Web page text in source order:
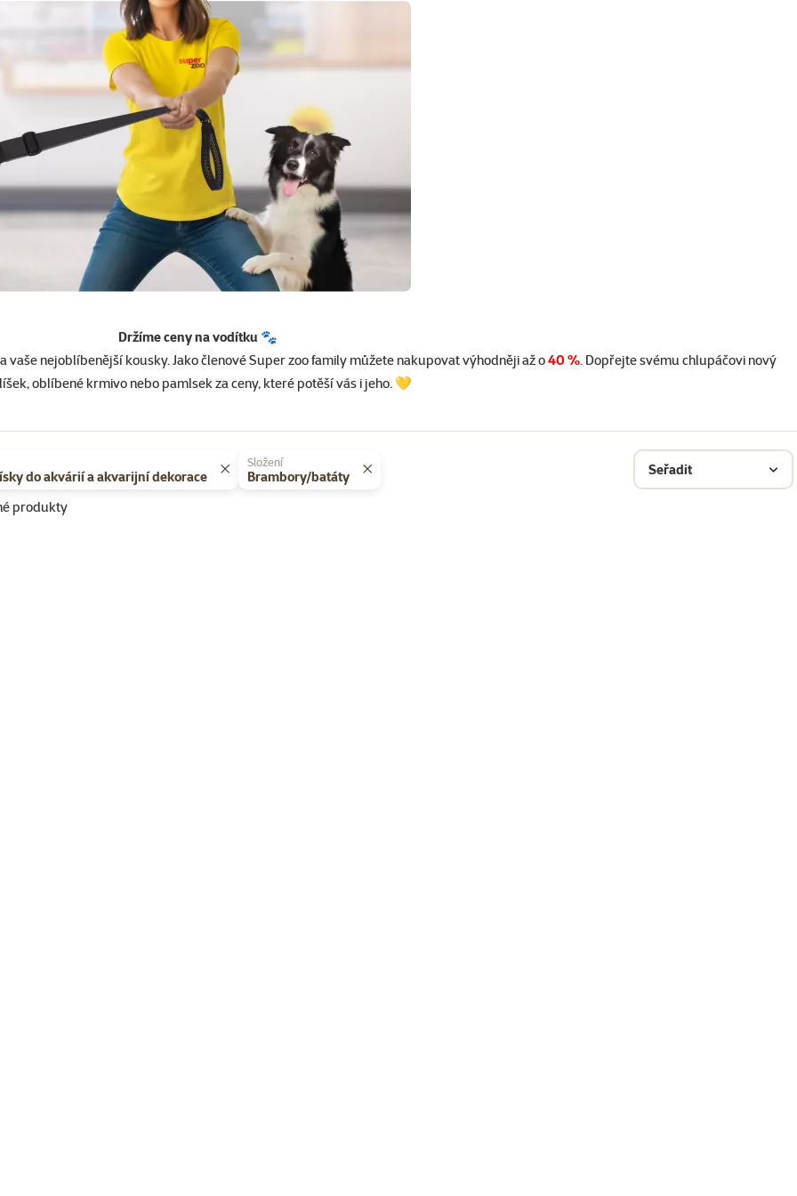
Držíme ceny na vodítku 🐾
vaše nejoblíbenější kousky. Jako členové Super zoo family můžete nakupovat výhodněji až o40 %.Dopřejte svému chlupáčovi nový
oblíbené krmivo nebo pamlsek za ceny, které potěší vás i jeho. 💛
do akvárií a akvarijní dekorace
Složení
Brambory/batáty Seřadit
cena
produkty